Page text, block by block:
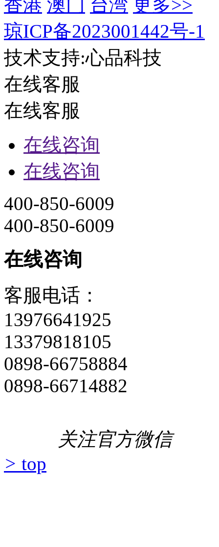
香港 澳门 台湾 更多>>
琼ICP备2023001442号-1
技术支持:心品科技
在线客服
在线客服
在线咨询
在线咨询
400-850-6009
400-850-6009
在线咨询
客服电话：
13976641925
13379818105
0898-66758884
0898-66714882
关注官方微信
> top